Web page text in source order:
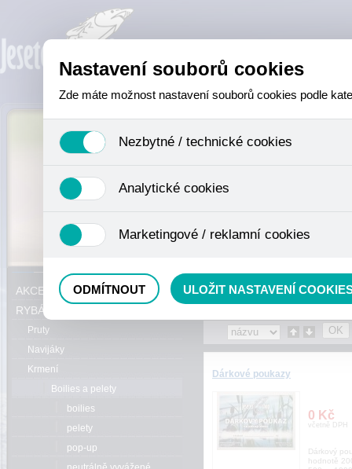
Dárkové poukazy
0 Kč
včetně DPH
Dárkový
hodnotě
AKCE, SLEVY, VÝPRODEJ
RYBÁŘSKÝ SORTIMENT
Pruty
Navijáky
Krmení
Boilies a pelety
boilies
pelety
pop-up
Nastavení souborů cookies
Zde máte možnost nastavení souborů cookies podle
Nezbytné / technické cookies
se mimo jiné k ukládání produktů v nákupním košíku,
není zapotřebí Váš souhlas a není možné jej ani odebrat.
Analytické cookies
nejedná o osobní údaje, protože anonymizované cookies
odkazy, prohlížené zboží apod.
Marketingové / reklamní cookies
ODMÍTNOUT ULOŽIT NASTAVENÍ